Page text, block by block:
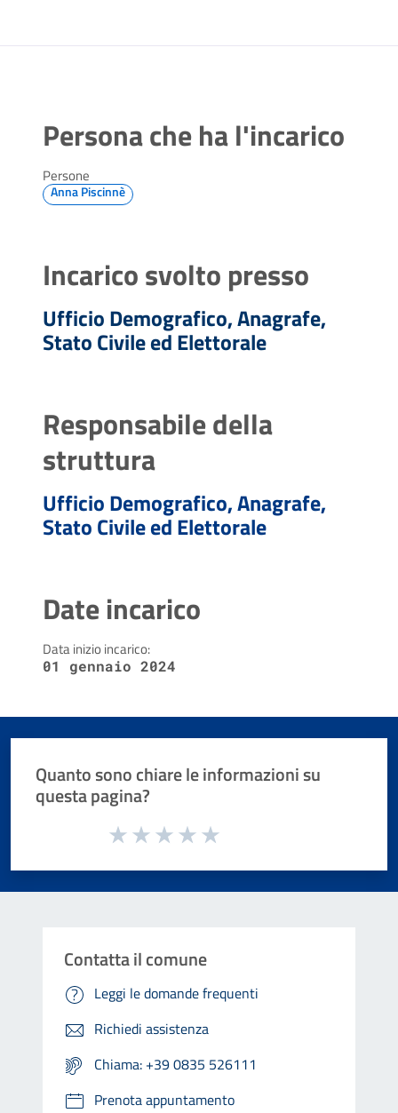
Persona che ha l'incarico
Persone
Anna Piscinnè
Incarico svolto presso
Ufficio Demografico, Anagrafe,
Stato Civile ed Elettorale
Responsabile della
struttura
Ufficio Demografico, Anagrafe,
Stato Civile ed Elettorale
Date incarico
Data inizio incarico:
01 gennaio 2024
Quanto sono chiare le informazioni su
questa pagina?
Valuta da 1 a 5 stelle la pagina
Contatta il comune
Leggi le domande frequenti
Richiedi assistenza
Chiama: +39 0835 526111
Prenota appuntamento